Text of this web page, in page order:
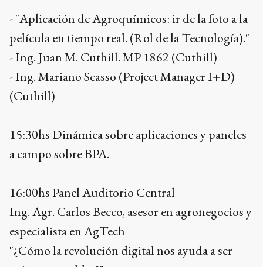
- "Aplicación de Agroquímicos: ir de la foto a la
película en tiempo real. (Rol de la Tecnología)."
- Ing. Juan M. Cuthill. MP 1862 (Cuthill)
- Ing. Mariano Scasso (Project Manager I+D)
(Cuthill)
15:30hs Dinámica sobre aplicaciones y paneles
a campo sobre BPA.
16:00hs Panel Auditorio Central
Ing. Agr. Carlos Becco, asesor en agronegocios y
especialista en AgTech
"¿Cómo la revolución digital nos ayuda a ser